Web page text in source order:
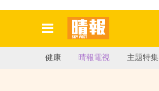
健康 晴報電視 主題特集